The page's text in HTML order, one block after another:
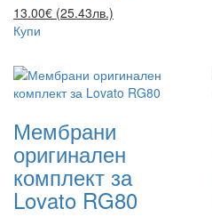
13.00€ (25.43лв.)
Купи
Мембрани
оригинален
комплект за
Lovato RG80